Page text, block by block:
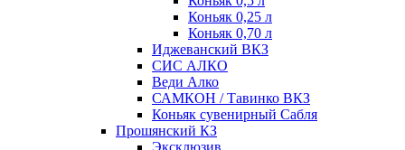
Коньяк 0,25 л
Коньяк 0,70 л
Иджеванский ВКЗ
СИС АЛКО
Веди Алко
САМКОН / Тавинко ВКЗ
Коньяк сувенирный Сабля
Прошянский КЗ
Эксклюзив